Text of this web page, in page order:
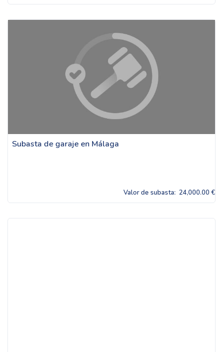
Subasta de garaje en Málaga
Valor de subasta: 24,000.00 €